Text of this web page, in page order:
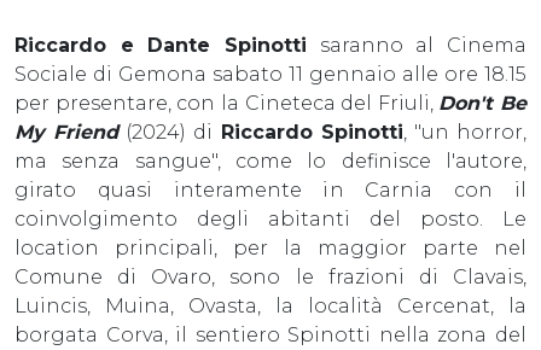
Riccardo e Dante Spinotti saranno al Cinema
Sociale di Gemona sabato 11 gennaio alle ore 18.15
per presentare, con la Cineteca del Friuli, Don't Be
My Friend(2024) di Riccardo Spinotti , "un horror,
ma senza sangue", come lo definisce l'autore,
girato quasi interamente in Carnia con il
coinvolgimento degli abitanti del posto. Le
location principali, per la maggior parte nel
Comune di Ovaro, sono le frazioni di Clavais,
Luincis, Muina, Ovasta, la località Cercenat, la
borgata Corva, il sentiero Spinotti nella zona del